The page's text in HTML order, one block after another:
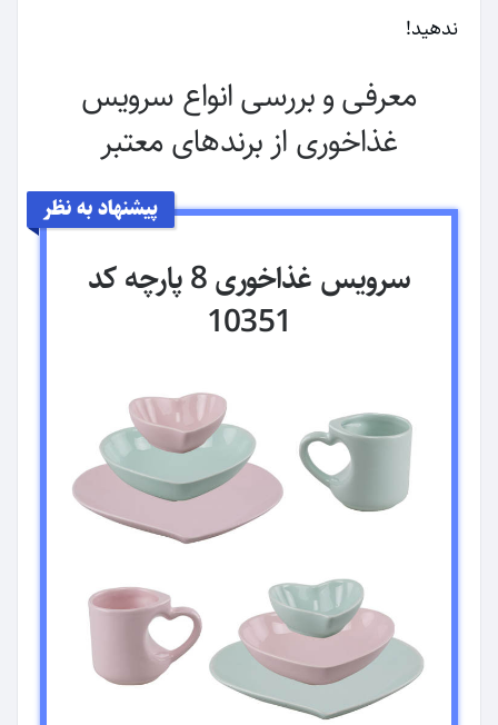
ندهید!
معرفی و بررسی انواع سرویس
غذاخوری از برندهای معتبر
پیشنهاد به نظر
سرویس غذاخوری 8 پارچه کد
10351